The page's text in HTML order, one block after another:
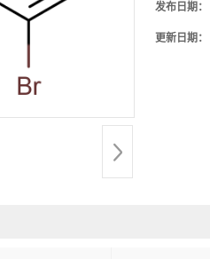
发布日期：
更新日期：